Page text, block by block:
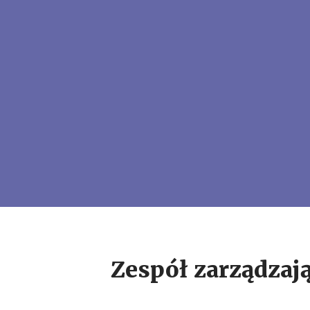
Zespół